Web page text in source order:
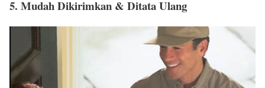
5. Mudah Dikirimkan & Ditata Ulang